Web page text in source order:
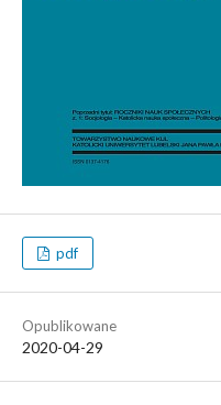
pdf
Opublikowane
2020-04-29